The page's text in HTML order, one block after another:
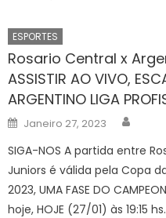
ESPORTES
Rosario Central x
ASSISTIR AO VIVO,
ARGENTINO LIGA
Posted
on
Janeiro 27, 2023
SIGA-NOS A partida entre
Juniors é válida pela Copa
2023, UMA FASE DO
hoje, HOJE (27/01) às 19:15